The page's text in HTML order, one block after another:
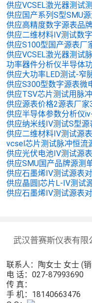
供应VCSEL激光器测试
供应国产系列S型SMU
供应高精度数字源表品
供应二维材料IV测试数
供应S100型国产源表厂
供应VCSEL激光器测试
功率器件分析仪半导体
供应大功率LED测试-窄
供应S300型数字源表微
供应TSV芯片测试用脉
供应源表价格2源表厂家
供应半导体参数分析仪
供应纳米线IV测试S型源
供应二维材料IV测试源
vcsel芯片测试脉冲恒流
供应光伏电池IV测试源表
供应SMU国产品牌源测
供应石墨烯IV测试源表
供应晶圆|芯片L-IV测试
供应石墨烯IV测试源表
武汉普赛斯仪表有限
联系人：陶女士 女士 (
电 话：027-87993690
传 真：
手 机：18140663476